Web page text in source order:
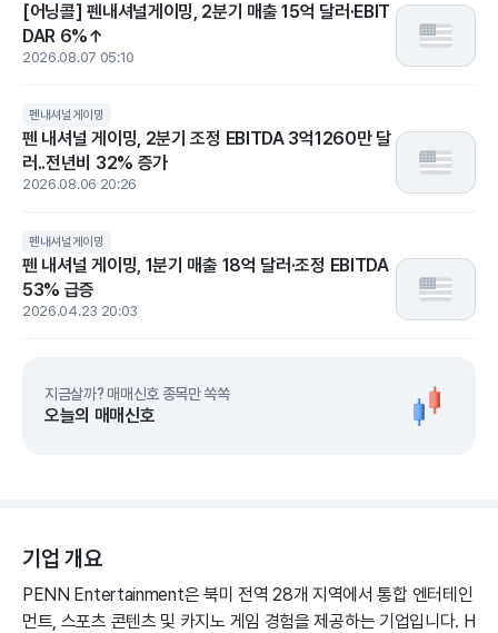
[어닝콜] 펜내셔널게이밍, 2분기 매출 15억 달러·EBIT
DAR 6%↑
2026.08.07 05:10
펜내셔널게이밍
펜 내셔널 게이밍, 2분기 조정 EBITDA 3억1260만 달
러..전년비 32% 증가
2026.08.06 20:26
펜내셔널게이밍
펜 내셔널 게이밍, 1분기 매출 18억 달러·조정 EBITDA
53% 급증
2026.04.23 20:03
지금살까? 매매신호 종목만 쏙쏙
오늘의 매매신호
기업 개요
PENN Entertainment은 북미 전역 28개 지역에서 통합 엔터테인
먼트, 스포츠 콘텐츠 및 카지노 게임 경험을 제공하는 기업입니다. H